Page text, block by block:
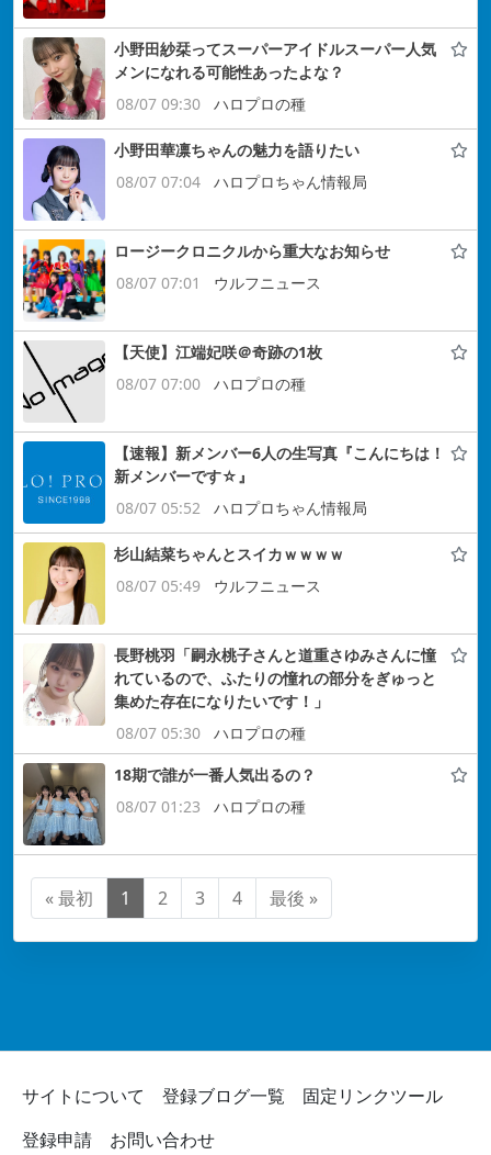
小野田紗栞ってスーパーアイドルスーパー人気
メンになれる可能性あったよな？
08/07 09:30
ハロプロの種
小野田華凛ちゃんの魅力を語りたい
08/07 07:04
ハロプロちゃん情報局
ロージークロニクルから重大なお知らせ
08/07 07:01
ウルフニュース
【天使】江端妃咲＠奇跡の1枚
08/07 07:00
ハロプロの種
【速報】新メンバー6人の生写真『こんにちは！
新メンバーです☆』
08/07 05:52
ハロプロちゃん情報局
杉山結菜ちゃんとスイカｗｗｗｗ
08/07 05:49
ウルフニュース
長野桃羽「嗣永桃子さんと道重さゆみさんに憧
れているので、ふたりの憧れの部分をぎゅっと
集めた存在になりたいです！」
08/07 05:30
ハロプロの種
18期で誰が一番人気出るの？
08/07 01:23
ハロプロの種
« 最初 1 2 3 4 最後 »
サイトについて 登録ブログ一覧
固定リンクツール
登録申請
お問い合わせ